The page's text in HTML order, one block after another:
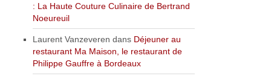
: La Haute Couture Culinaire de Bertrand
Noeureuil
Laurent Vanzeveren dans Déjeuner au
restaurant Ma Maison, le restaurant de
Philippe Gauffre à Bordeaux